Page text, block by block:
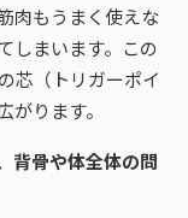
肉もうまく使えな
しまいます。この
芯（トリガーポイ
ります。
背骨や体全体の問